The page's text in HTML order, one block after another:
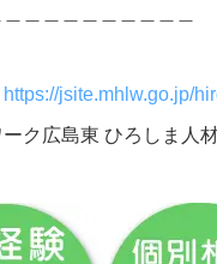
https://jsite.mhlw.go.jp/
ク広島東 ひろしま人